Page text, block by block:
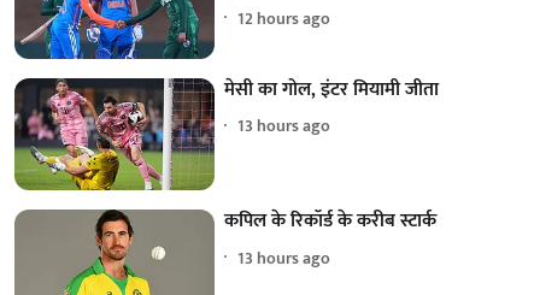
12 hours ago
मेसी का गोल, इंटर मियामी जीता
13 hours ago
कपिल के रिकॉर्ड के करीब स्टार्क
13 hours ago